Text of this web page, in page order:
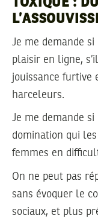
TOXIQUE :
Je me demande
plaisir en ligne,
jouissance furtive
harceleurs.
Je me demande si
domination qui
femmes en
On ne peut pas
sans évoquer le
sociaux, et plus